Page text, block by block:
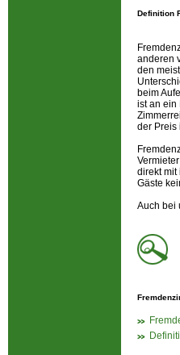
Definition
anderen
den
beim
ist an ein
der Preis
direkt mit
Gäste
Auch bei